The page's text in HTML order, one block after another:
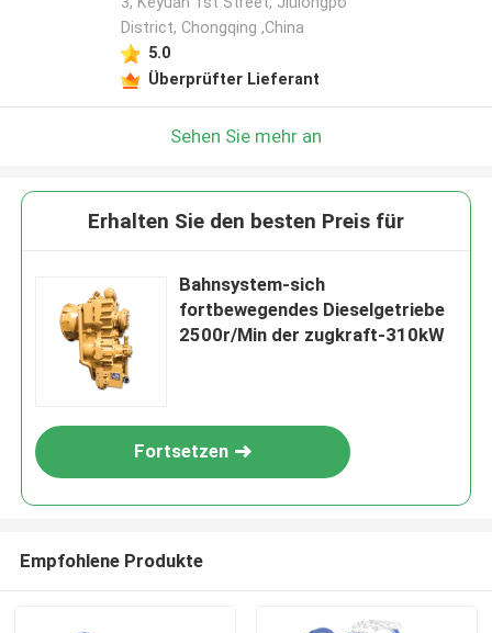
District, Chongqing ,China
5.0
Überprüfter Lieferant
Sehen Sie mehr an
Erhalten Sie den besten Preis für
Bahnsystem-sich
fortbewegendes Dieselgetriebe
2500r/Min der zugkraft-310kW
Fortsetzen
Empfohlene Produkte